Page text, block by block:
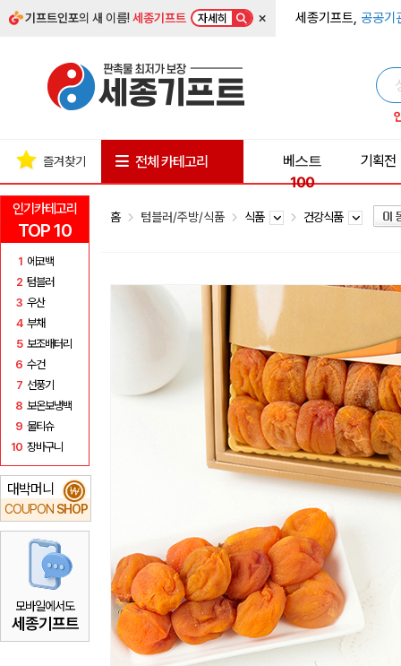
기프트인포의 새 이름!세종기프트 자세히 × 세종기프트, 공공기
인기카테고리
TOP 10
1 에코백
2 텀블러
3 우산
4 부채
5 보조배터리
6 수건
7 선풍기
8 보온보냉백
9 물티슈
10 장바구니
대박머니
COUPON SHOP
₩
모바일에서도
세종기프트
즐겨찾기 전체 카테고리
베스트
100
기획전
홈 텀블러/주방/식품 식품 건강식품